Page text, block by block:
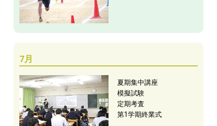
7月
夏期集中講座
模擬試験
定期考査
第1学期終業式